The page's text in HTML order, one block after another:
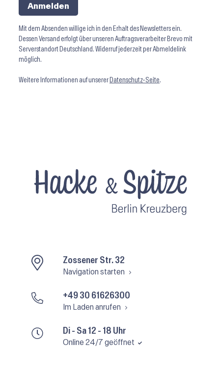
Anmelden
Mit dem Absenden willige ich in den Erhalt des Newsletters ein.
Dessen Versand erfolgt über unseren Auftragsverarbeiter Brevo mit
Serverstandort Deutschland. Widerruf jederzeit per Abmeldelink
möglich.
Weitere Informationen auf unserer Datenschutz-Seite.
Di - Sa 12 - 18 Uhr
Online 24/7 geöffnet
Zossener Str. 32
Navigation starten
+49 30 61626300
Im Laden anrufen